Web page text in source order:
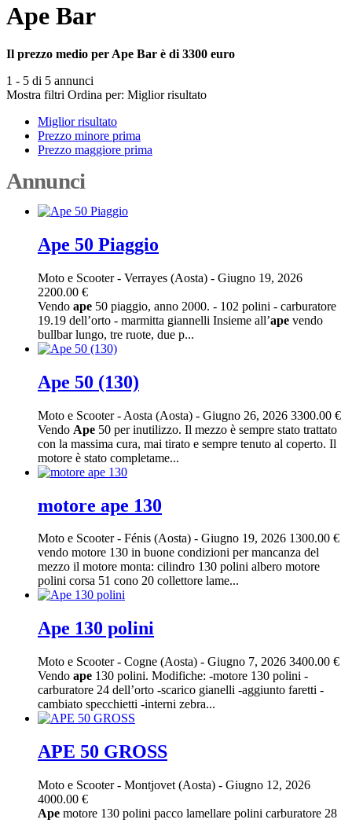
Ape Bar
Il prezzo medio per Ape Bar è di 3300 euro
1 - 5 di 5 annunci
Mostra filtri Ordina per: Miglior risultato
Miglior risultato
Prezzo minore prima
Prezzo maggiore prima
Annunci
Ape 50 Piaggio
Moto e Scooter- Verrayes (Aosta) - Giugno 19, 2026
2200.00 €
Vendo ape 50 piaggio, anno 2000. - 102 polini - carburatore
19.19 dell’orto - marmitta giannelli Insieme all’ape vendo
bullbar lungo, tre ruote, due p...
Ape 50 (130)
Moto e Scooter- Aosta (Aosta) - Giugno 26, 2026 3300.00 €
Vendo Ape 50 per inutilizzo. Il mezzo è sempre stato trattato
con la massima cura, mai tirato e sempre tenuto al coperto. Il
motore è stato completame...
motore ape 130
Moto e Scooter- Fénis (Aosta) - Giugno 19, 2026 1300.00 €
vendo motore 130 in buone condizioni per mancanza del
mezzo il motore monta: cilindro 130 polini albero motore
polini corsa 51 cono 20 collettore lame...
Ape 130 polini
Moto e Scooter- Cogne (Aosta) - Giugno 7, 2026 3400.00 €
Vendo ape 130 polini. Modifiche: -motore 130 polini -
carburatore 24 dell’orto -scarico gianelli -aggiunto faretti -
cambiato specchietti -interni zebra...
APE 50 GROSS
Moto e Scooter- Montjovet (Aosta) - Giugno 12, 2026
4000.00 €
Ape motore 130 polini pacco lamellare polini carburatore 28